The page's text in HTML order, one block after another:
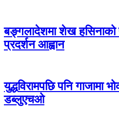
बङ्गलादेशमा शेख हसिनाको
प्रदर्शन आह्वान
युद्धविरामपछि पनि
डब्लुएचओ